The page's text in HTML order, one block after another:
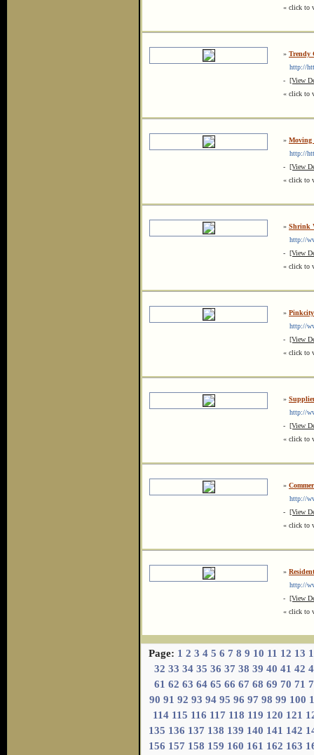
« click to
» Trendy
http://
- [View
« click to
» Moving
http://
- [View
« click to
» Shrink
http://
- [View
« click to
»
http://
- [View
« click to
»
http://
- [View
« click to
»
http://
- [View
« click to
»
http://
- [View
« click to
Page: 1 2 3 4 5 6 7 8 9 10 11 12 13
32 33 34 35 36 37 38 39 40 41 42
61 62 63 64 65 66 67 68 69 70 71
90 91 92 93 94 95 96 97 98 99 100
114 115 116 117 118 119 120 121
135 136 137 138 139 140 141 142
156 157 158 159 160 161 162 163